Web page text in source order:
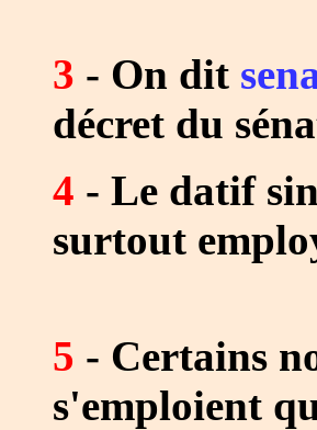
3 - On dit
décret du
4 - Le datif
surtout
5 - Certains
s'emploient